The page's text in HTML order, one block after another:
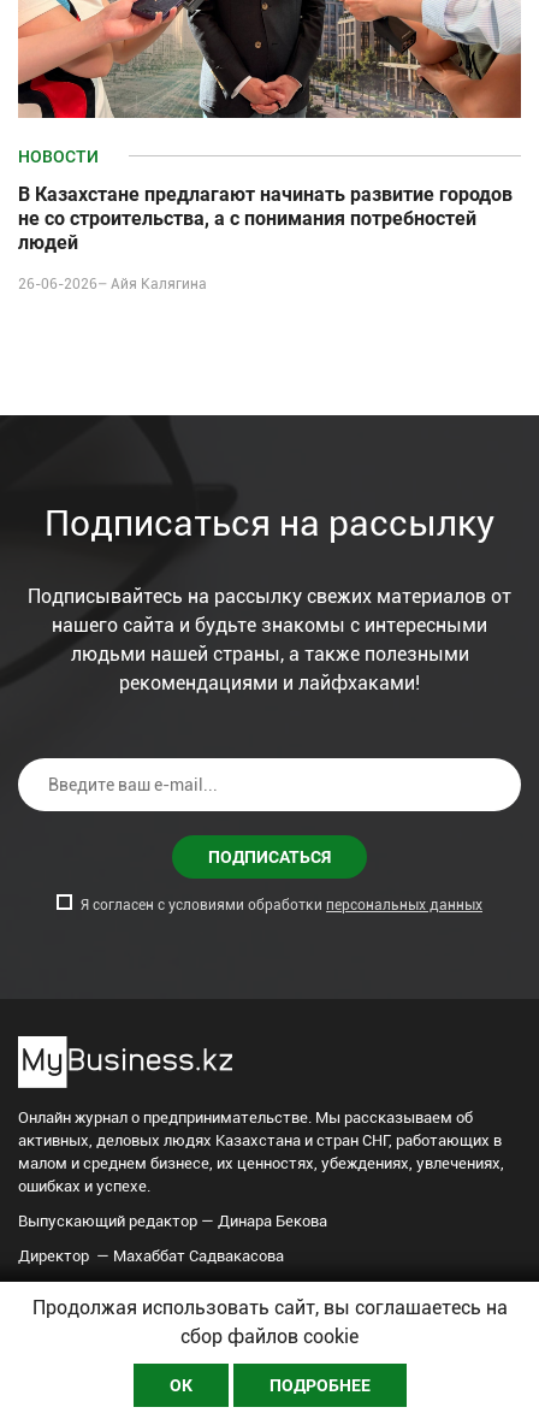
НОВОСТИ
В Казахстане предлагают начинать развитие городов
не со строительства, а с понимания потребностей
людей
26-06-2026– Айя Калягина
Подписаться на рассылку
Подписывайтесь на рассылку свежих материалов от
нашего сайта и будьте знакомы с интересными
людьми нашей страны, а также полезными
рекомендациями и лайфхаками!
ПОДПИСАТЬСЯ
Я согласен с условиями обработки персональных данных
Онлайн журнал о предпринимательстве. Мы рассказываем об
активных, деловых людях Казахстана и стран СНГ, работающих в
малом и среднем бизнесе, их ценностях, убеждениях, увлечениях,
ошибках и успехе.
Выпускающий редактор — Динара Бекова
Директор — Махаббат Садвакасова
Любое использование материалов допускается только при соблюдении правил
и при наличии гиперссылки наMyBusiness.kz
зарегистрировано в Министерстве информации и
общественного развития Республики Казахстан 7 апреля 2020 г.
Свидетельство о регистрации№ KZ63VPY00022078Сайт использует IP адреса,
Продолжая использовать сайт, вы соглашаетесь на
сбор файлов cookie
ОК ПОДРОБНЕЕ